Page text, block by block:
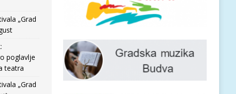
„Grad
poglavlje
teatra
„Grad